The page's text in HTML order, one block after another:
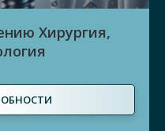
Хирургия,